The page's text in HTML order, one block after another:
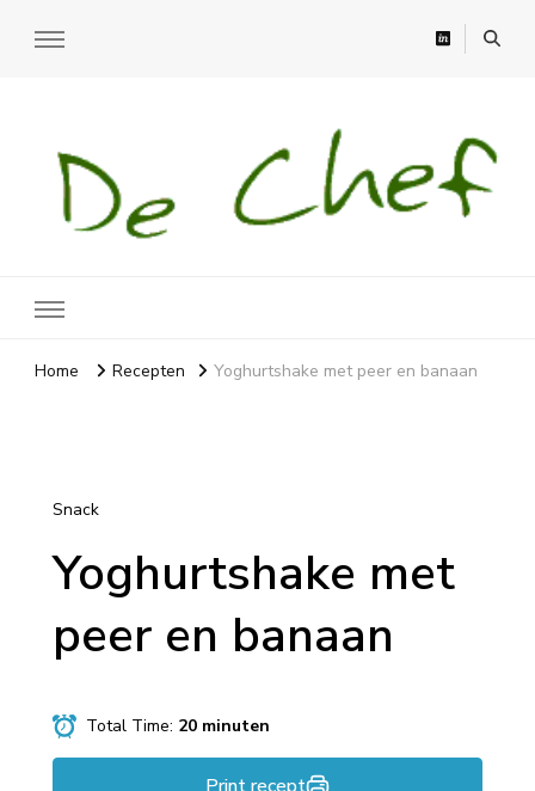
Home Recepten Yoghurtshake met peer en banaan
Snack
Yoghurtshake met
peer en banaan
Total Time: 20 minuten